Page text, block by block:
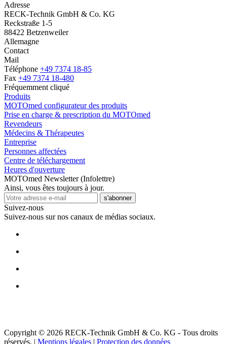
Adresse
RECK-Technik GmbH & Co. KG
Reckstraße 1-5
88422 Betzenweiler
Allemagne
Contact
Mail
Téléphone +49 7374 18-85
Fax +49 7374 18-480
Fréquemment cliqué
Produits
MOTOmed configurateur des produits
Prise en charge & prescription du MOTOmed
Revendeurs
Médecins & Thérapeutes
Entreprise
Personnes affectées
Centre de téléchargement
Heures d'ouverture
MOTOmed Newsletter (Infolettre)
Ainsi, vous êtes toujours à jour.
s'abonner
Suivez-nous
Suivez-nous sur nos canaux de médias sociaux.
Copyright © 2026 RECK-Technik GmbH & Co. KG - Tous droits
réservés. | Mentions légales | Protection des données